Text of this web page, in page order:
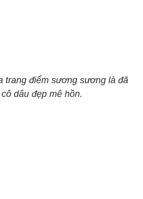
trang điểm sương sương là đã
dâu đẹp mê hồn.